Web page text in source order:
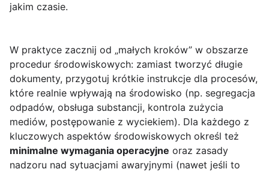
jakim czasie.
W praktyce zacznij od „małych kroków” w obszarze
procedur środowiskowych: zamiast tworzyć długie
dokumenty, przygotuj krótkie instrukcje dla procesów,
które realnie wpływają na środowisko (np. segregacja
odpadów, obsługa substancji, kontrola zużycia
mediów, postępowanie z wyciekiem). Dla każdego z
kluczowych aspektów środowiskowych określ też
minimalne wymagania operacyjne oraz zasady
nadzoru nad sytuacjami awaryjnymi (nawet jeśli to